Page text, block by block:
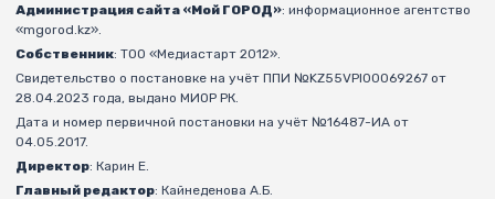
Администрация сайта «Мой ГОРОД»: информационное агентство
«mgorod.kz».
Собственник: ТОО «Медиастарт 2012».
Свидетельство о постановке на учёт ППИ №KZ55VPI00069267 от
28.04.2023 года, выдано МИОР РК.
Дата и номер первичной постановки на учёт №16487-ИА от
04.05.2017.
Директор: Карин Е.
Главный редактор: Кайнеденова А.Б.